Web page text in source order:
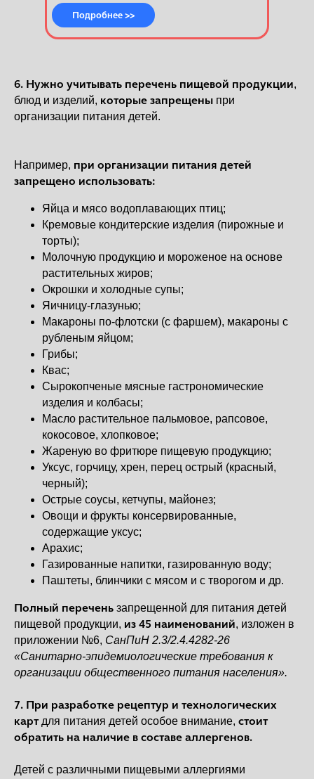
Подробнее >>
6. Нужно учитывать перечень пищевой продукции,
блюд и изделий, которые запрещены при
организации питания детей.
Например, при организации питания детей
запрещено использовать:
Яйца и мясо водоплавающих птиц;
Кремовые кондитерские изделия (пирожные и
торты);
Молочную продукцию и мороженое на основе
растительных жиров;
Окрошки и холодные супы;
Яичницу-глазунью;
Макароны по-флотски (с фаршем), макароны с
рубленым яйцом;
Грибы;
Квас;
Сырокопченые мясные гастрономические
изделия и колбасы;
Масло растительное пальмовое, рапсовое,
кокосовое, хлопковое;
Жареную во фритюре пищевую продукцию;
Уксус, горчицу, хрен, перец острый (красный,
черный);
Острые соусы, кетчупы, майонез;
Овощи и фрукты консервированные,
содержащие уксус;
Арахис;
Газированные напитки, газированную воду;
Паштеты, блинчики с мясом и с творогом и др.
Полный перечень запрещенной для питания детей
пищевой продукции, из 45 наименований, изложен в
приложении №6, СанПиН 2.3/2.4.4282-26
«Санитарно-эпидемиологические требования к
организации общественного питания населения».
7. При разработке рецептур и технологических
картдля питания детей особое внимание, стоит
обратить на наличие в составе аллергенов.
Детей с различными пищевыми аллергиями